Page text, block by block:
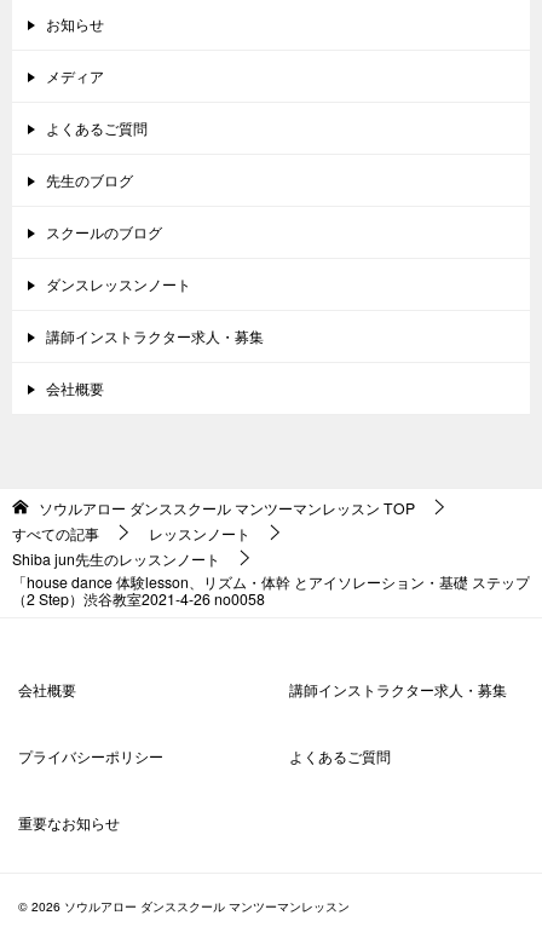
お知らせ
メディア
よくあるご質問
先生のブログ
スクールのブログ
ダンスレッスンノート
講師インストラクター求人・募集
会社概要
ソウルアロー ダンススクール マンツーマンレッスン TOP
すべての記事
レッスンノート
Shiba jun先生のレッスンノート
「house dance 体験lesson、リズム・体幹 とアイソレーション・基礎 ステップ
（2 Step）渋谷教室2021-4-26 no0058
会社概要 講師インストラクター求人・募集
プライバシーポリシー よくあるご質問
重要なお知らせ
© 2026 ソウルアロー ダンススクール マンツーマンレッスン